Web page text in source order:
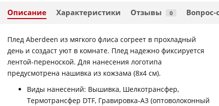
Описание Характеристики Отзывы 0 Вопрос-
Плед Aberdeen из мягкого флиса согреет в прохладный
день и создаст уют в комнате. Плед надежно фиксируется
лентой-переноской. Для нанесения логотипа
предусмотрена нашивка из кожзама (8x4 см).
Виды нанесений: Вышивка, Шелкотрансфер,
Термотрансфер DTF, Гравировка-А3 (оптоволоконный